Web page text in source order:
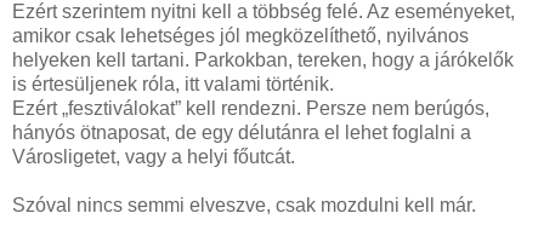
Ezért szerintem nyitni kell a többség felé. Az eseményeket,
amikor csak lehetséges jól megközelíthető, nyilvános
helyeken kell tartani. Parkokban, tereken, hogy a járókelők
is értesüljenek róla, itt valami történik.
Ezért „fesztiválokat” kell rendezni. Persze nem berúgós,
hányós ötnaposat, de egy délutánra el lehet foglalni a
Városligetet, vagy a helyi főutcát.
Szóval nincs semmi elveszve, csak mozdulni kell már.